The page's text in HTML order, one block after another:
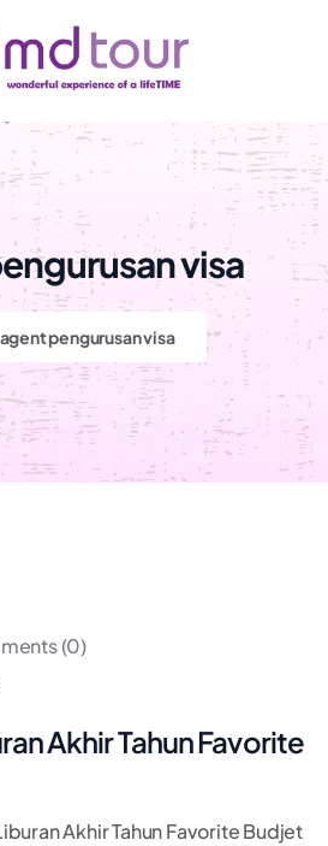
visa
agent pengurusan visa
(0)
Akhir Tahun Favorite
Akhir Tahun Favorite Budjet